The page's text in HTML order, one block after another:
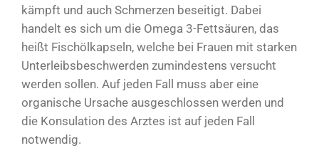
kämpft und auch Schmerzen beseitigt. Dabei
handelt es sich um die Omega 3-Fettsäuren, das
heißt Fischölkapseln, welche bei Frauen mit starken
Unterleibsbeschwerden zumindestens versucht
werden sollen. Auf jeden Fall muss aber eine
organische Ursache ausgeschlossen werden und
die Konsulation des Arztes ist auf jeden Fall
notwendig.